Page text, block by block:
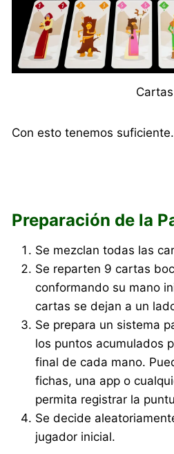
Cartas
Con esto tenemos suficiente.
Preparación de la
Se mezclan todas las
Se reparten 9 cartas
conformando su mano
cartas se dejan a un
Se prepara un sistema
los puntos acumulados
final de cada mano.
fichas, una app o
permita registrar la
Se decide
jugador inicial.